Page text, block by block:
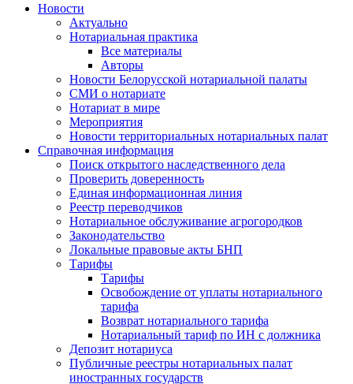
Новости
Актуально
Нотариальная практика
Все материалы
Авторы
Новости Белорусской нотариальной палаты
СМИ о нотариате
Нотариат в мире
Мероприятия
Новости территориальных нотариальных палат
Справочная информация
Поиск открытого наследственного дела
Проверить доверенность
Единая информационная линия
Реестр переводчиков
Нотариальное обслуживание агрогородков
Законодательство
Локальные правовые акты БНП
Тарифы
Тарифы
Освобождение от уплаты нотариального
тарифа
Возврат нотариального тарифа
Нотариальный тариф по ИН с должника
Депозит нотариуса
Публичные реестры нотариальных палат
иностранных государств